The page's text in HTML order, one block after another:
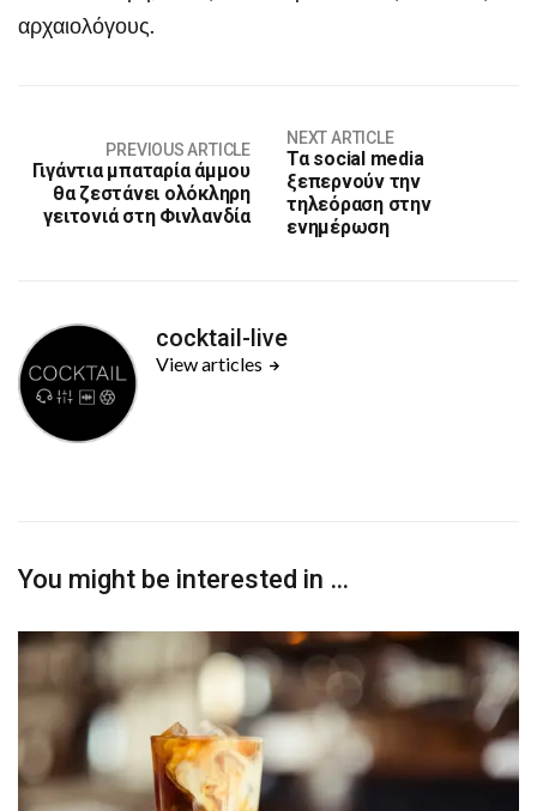
αρχαιολόγους.
PREVIOUS ARTICLE
Γιγάντια μπαταρία άμμου
θα ζεστάνει ολόκληρη
γειτονιά στη Φινλανδία
NEXT ARTICLE
Τα social media
ξεπερνούν την
τηλεόραση στην
ενημέρωση
cocktail-live
View articles
You might be interested in …